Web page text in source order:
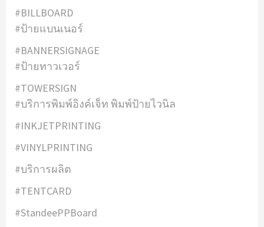
#BILLBOARD
#ป้ายแบนเนอร์
#BANNERSIGNAGE
#ป้ายทาวเวอร์
#TOWERSIGN
#บริการพิมพ์อิงค์เจ็ท พิมพ์ป้ายไวนิล
#INKJETPRINTING
#VINYLPRINTING
#บริการผลิต
#TENTCARD
#StandeePPBoard